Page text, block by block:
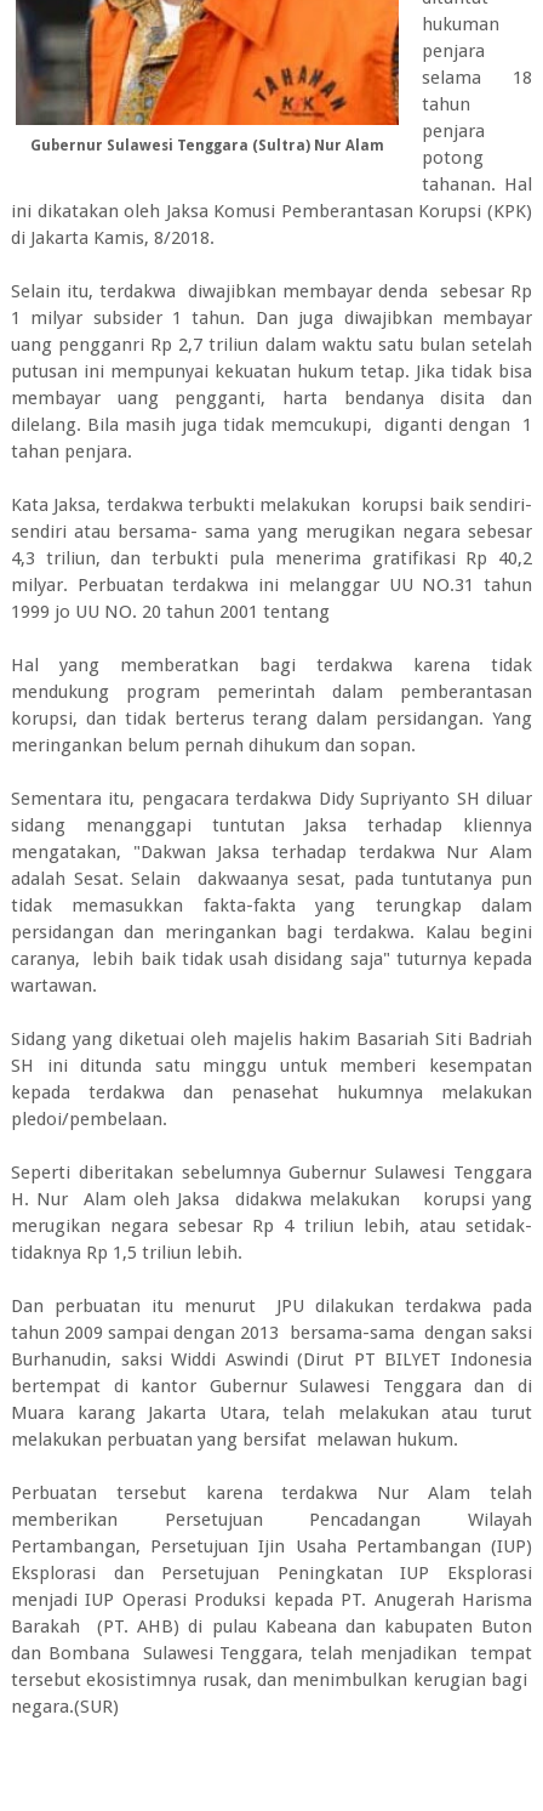
Gubernur Sulawesi Tenggara (Sultra) Nur Alam
hukuman
penjara
selama 18
tahun
penjara
potong
tahanan. Hal
ini dikatakan oleh Jaksa Komusi Pemberantasan Korupsi (KPK)
di Jakarta Kamis, 8/2018.
Selain itu, terdakwa diwajibkan membayar denda sebesar Rp
1 milyar subsider 1 tahun. Dan juga diwajibkan membayar
uang pengganri Rp 2,7 triliun dalam waktu satu bulan setelah
putusan ini mempunyai kekuatan hukum tetap. Jika tidak bisa
membayar uang pengganti, harta bendanya disita dan
dilelang. Bila masih juga tidak memcukupi, diganti dengan 1
tahan penjara.
Kata Jaksa, terdakwa terbukti melakukan korupsi baik sendiri-
sendiri atau bersama- sama yang merugikan negara sebesar
4,3 triliun, dan terbukti pula menerima gratifikasi Rp 40,2
milyar. Perbuatan terdakwa ini melanggar UU NO.31 tahun
1999 jo UU NO. 20 tahun 2001 tentang
Hal yang memberatkan bagi terdakwa karena tidak
mendukung program pemerintah dalam pemberantasan
korupsi, dan tidak berterus terang dalam persidangan. Yang
meringankan belum pernah dihukum dan sopan.
Sementara itu, pengacara terdakwa Didy Supriyanto SH diluar
sidang menanggapi tuntutan Jaksa terhadap kliennya
mengatakan, "Dakwan Jaksa terhadap terdakwa Nur Alam
adalah Sesat. Selain dakwaanya sesat, pada tuntutanya pun
tidak memasukkan fakta-fakta yang terungkap dalam
persidangan dan meringankan bagi terdakwa. Kalau begini
caranya, lebih baik tidak usah disidang saja" tuturnya kepada
wartawan.
Sidang yang diketuai oleh majelis hakim Basariah Siti Badriah
SH ini ditunda satu minggu untuk memberi kesempatan
kepada terdakwa dan penasehat hukumnya melakukan
pledoi/pembelaan.
Seperti diberitakan sebelumnya Gubernur Sulawesi Tenggara
H. Nur Alam oleh Jaksa didakwa melakukan korupsi yang
merugikan negara sebesar Rp 4 triliun lebih, atau setidak-
tidaknya Rp 1,5 triliun lebih.
Dan perbuatan itu menurut JPU dilakukan terdakwa pada
tahun 2009 sampai dengan 2013 bersama-sama dengan saksi
Burhanudin, saksi Widdi Aswindi (Dirut PT BILYET Indonesia
bertempat di kantor Gubernur Sulawesi Tenggara dan di
Muara karang Jakarta Utara, telah melakukan atau turut
melakukan perbuatan yang bersifat melawan hukum.
Perbuatan tersebut karena terdakwa Nur Alam telah
memberikan Persetujuan Pencadangan Wilayah
Pertambangan, Persetujuan Ijin Usaha Pertambangan (IUP)
Eksplorasi dan Persetujuan Peningkatan IUP Eksplorasi
menjadi IUP Operasi Produksi kepada PT. Anugerah Harisma
Barakah (PT. AHB) di pulau Kabeana dan kabupaten Buton
dan Bombana Sulawesi Tenggara, telah menjadikan tempat
tersebut ekosistimnya rusak, dan menimbulkan kerugian bagi
negara.(SUR)